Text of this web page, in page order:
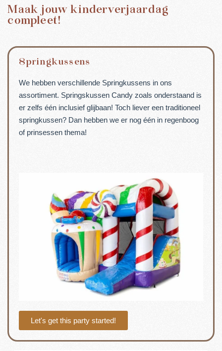
Maak jouw kinderverjaardag
compleet!
Springkussens
We hebben verschillende Springkussens in ons
assortiment. Springskussen Candy zoals onderstaand is
er zelfs één inclusief glijbaan! Toch liever een traditioneel
springkussen? Dan hebben we er nog één in regenboog
of prinsessen thema!
Let's get this party started!